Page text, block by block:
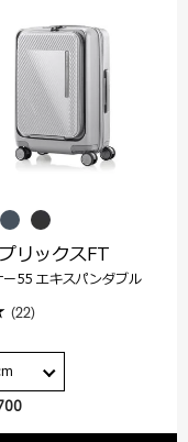
リックスFT
55 エキスパンダブル
(22)